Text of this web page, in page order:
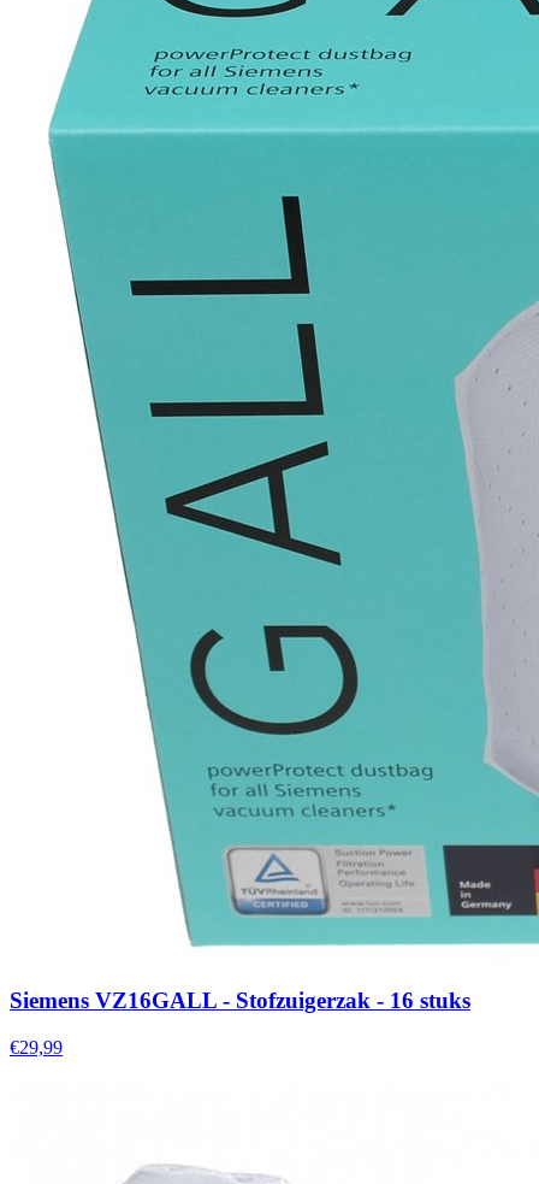
Siemens VZ16GALL - Stofzuigerzak - 16 stuks
€29,99